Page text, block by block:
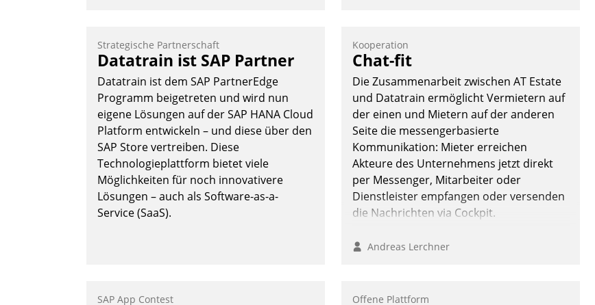
Softwareentwicklungshaus Datatrain.
Andreas Lerchner
Strategische Partnerschaft
Datatrain ist SAP Partner
Datatrain ist dem SAP PartnerEdge
Programm beigetreten und wird nun
eigene Lösungen auf der SAP HANA Cloud
Platform entwickeln – und diese über den
SAP Store vertreiben. Diese
Technologieplattform bietet viele
Möglichkeiten für noch innovativere
Lösungen – auch als Software-as-a-
Service (SaaS).
Kooperation
Chat-fit
Die Zusammenarbeit zwischen AT Estate
und Datatrain ermöglicht Vermietern auf
der einen und Mietern auf der anderen
Seite die messengerbasierte
Kommunikation: Mieter erreichen
Akteure des Unternehmens jetzt direkt
per Messenger, Mitarbeiter oder
Dienstleister empfangen oder versenden
die Nachrichten via Cockpit.
Andreas Lerchner
SAP App Contest Offene Plattform